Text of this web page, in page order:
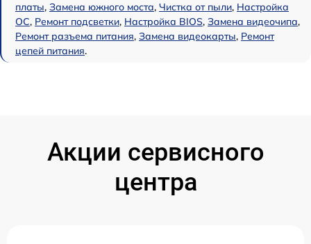
платы, Замена южного моста, Чистка от пыли, Настройка
ОС, Ремонт подсветки, Настройка BIOS, Замена видеочипа,
Ремонт разъема питания, Замена видеокарты, Ремонт
цепей питания.
Акции сервисного
центра